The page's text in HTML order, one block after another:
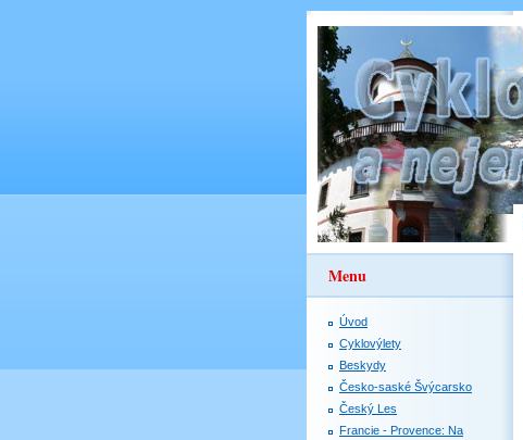
Menu
Úvod
Cyklovýlety
Beskydy
Česko-saské Švýcarsko
Český Les
Francie - Provence: Na